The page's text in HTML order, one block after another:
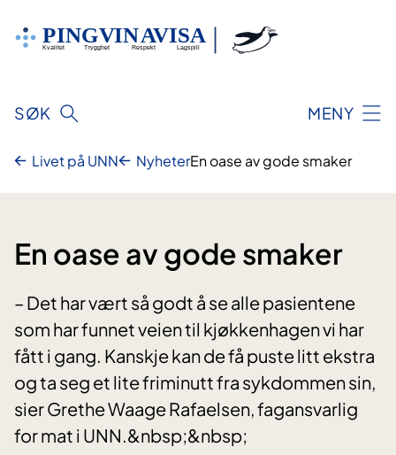
innhold
SØK MENY
Livet på UNN NyheterEn oase av gode smaker
En oase av gode smaker
– Det har vært så godt å se alle pasientene
som har funnet veien til kjøkkenhagen vi har
fått i gang. Kanskje kan de få puste litt ekstra
og ta seg et lite friminutt fra sykdommen sin,
sier Grethe Waage Rafaelsen, fagansvarlig
for mat i UNN.&nbsp;&nbsp;